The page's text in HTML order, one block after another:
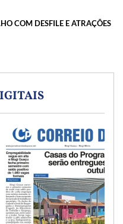
COM DESFILE E ATRAÇÕES